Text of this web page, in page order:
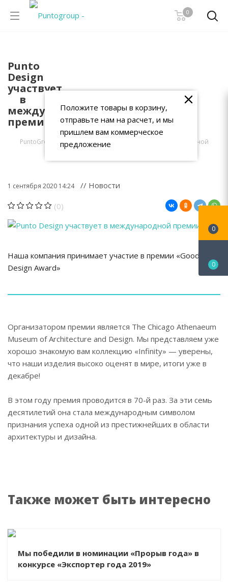
0
Punto
Design
участвует
в
международной
премии
PuntoGroup Блог - Punto Design участвует в международной
1 сентября 2020 14:24 // Новости
(0)
Наша компания принимает участие в премии «Good
Design Award»
Организатором премии является The Chicago Athenaeum
Museum of Architecture and Design. Мы представляем уже
хорошо знакомую вам коллекцию «Infinity» — уверены,
что наши изделия высоко оценят в мире, итоги уже в
декабре!
В этом году премия проводится в 70-й раз. За эти семь
десятилетий она стала международным символом
признания успеха одной из престижнейших в области
архитектуры и дизайна.
Также может быть интересно
Мы победили в номинации «Прорыв года» в
конкурсе «Экспортер года 2019»
0
0
Положите товары в корзину,
отправьте нам на расчет, и мы
пришлем вам коммерческое
предложение